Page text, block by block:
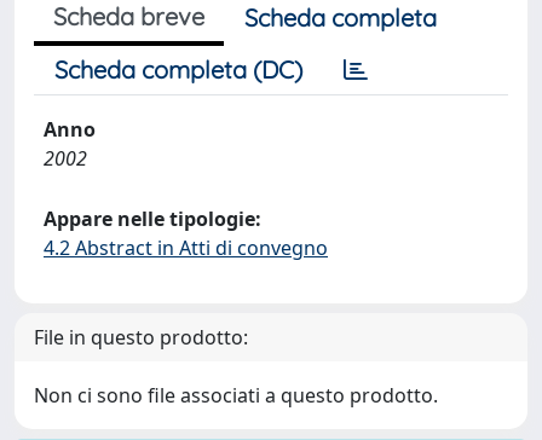
Scheda breve
Scheda completa
Scheda completa (DC)
Anno
2002
Appare nelle tipologie:
4.2 Abstract in Atti di convegno
File in questo prodotto:
Non ci sono file associati a questo prodotto.